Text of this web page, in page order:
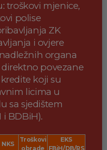
troškovi mjenice,
polise
ZK
i ovjere
organa
povezane
koji su
licima u
sa sjedištem
BDBiH).
NKS
Troškovi
obrade
EKS
FBiH/DB/RS